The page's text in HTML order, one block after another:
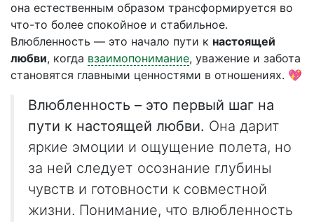
она естественным образом трансформируется во
что-то более спокойное и стабильное.
Влюбленность — это начало пути к настоящей
любви, когда взаимопонимание, уважение и забота
становятся главными ценностями в отношениях. 💖
Влюбленность – это первый шаг на
пути к настоящей любви. Она дарит
яркие эмоции и ощущение полета, но
за ней следует осознание глубины
чувств и готовности к совместной
жизни. Понимание, что влюбленность